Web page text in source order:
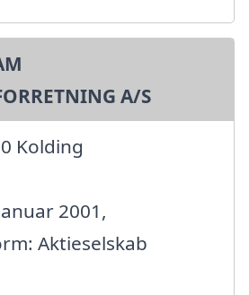
A/S
Kolding
2001,
Aktieselskab